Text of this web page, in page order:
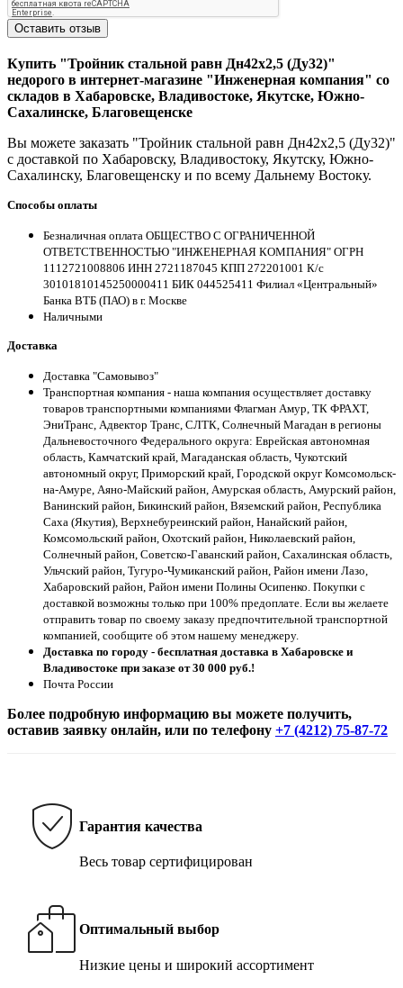
Оставить отзыв
Купить "Тройник стальной равн Дн42х2,5 (Ду32)"
недорого в интернет-магазине "Инженерная компания" со
складов в Хабаровске, Владивостоке, Якутске, Южно-
Сахалинске, Благовещенске
Вы можете заказать "Тройник стальной равн Дн42х2,5 (Ду32)"
с доставкой по Хабаровску, Владивостоку, Якутску, Южно-
Сахалинску, Благовещенску и по всему Дальнему Востоку.
Способы оплаты
Безналичная оплата ОБЩЕСТВО С ОГРАНИЧЕННОЙ
ОТВЕТСТВЕННОСТЬЮ "ИНЖЕНЕРНАЯ КОМПАНИЯ" ОГРН
1112721008806 ИНН 2721187045 КПП 272201001 К/с
30101810145250000411 БИК 044525411 Филиал «Центральный»
Банка ВТБ (ПАО) в г. Москве
Наличными
Доставка
Доставка "Самовывоз"
Транспортная компания - наша компания осуществляет доставку
товаров транспортными компаниями Флагман Амур, ТК ФРАХТ,
ЭниТранс, Адвектор Транс, СЛТК, Солнечный Магадан в регионы
Дальневосточного Федерального округа: Еврейская автономная
область, Камчатский край, Магаданская область, Чукотский
автономный округ, Приморский край, Городской округ Комсомольск-
на-Амуре, Аяно-Майский район, Амурская область, Амурский район,
Ванинский район, Бикинский район, Вяземский район, Республика
Саха (Якутия), Верхнебуреинский район, Нанайский район,
Комсомольский район, Охотский район, Николаевский район,
Солнечный район, Советско-Гаванский район, Сахалинская область,
Ульчский район, Тугуро-Чумиканский район, Район имени Лазо,
Хабаровский район, Район имени Полины Осипенко. Покупки с
доставкой возможны только при 100% предоплате. Если вы желаете
отправить товар по своему заказу предпочтительной транспортной
компанией, сообщите об этом нашему менеджеру.
Доставка по городу - бесплатная доставка в Хабаровске и
Владивостоке при заказе от 30 000 руб.!
Почта России
Более подробную информацию вы можете получить,
оставив заявку онлайн, или по телефону +7 (4212) 75-87-72
Гарантия качества
Весь товар сертифицирован
Оптимальный выбор
Низкие цены и широкий ассортимент